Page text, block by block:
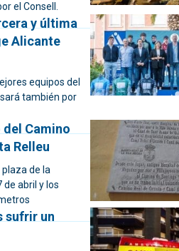
el Consell.
y última
Alicante
equipos del
también por
Camino
Relleu
de la
abril y los
sufrir un